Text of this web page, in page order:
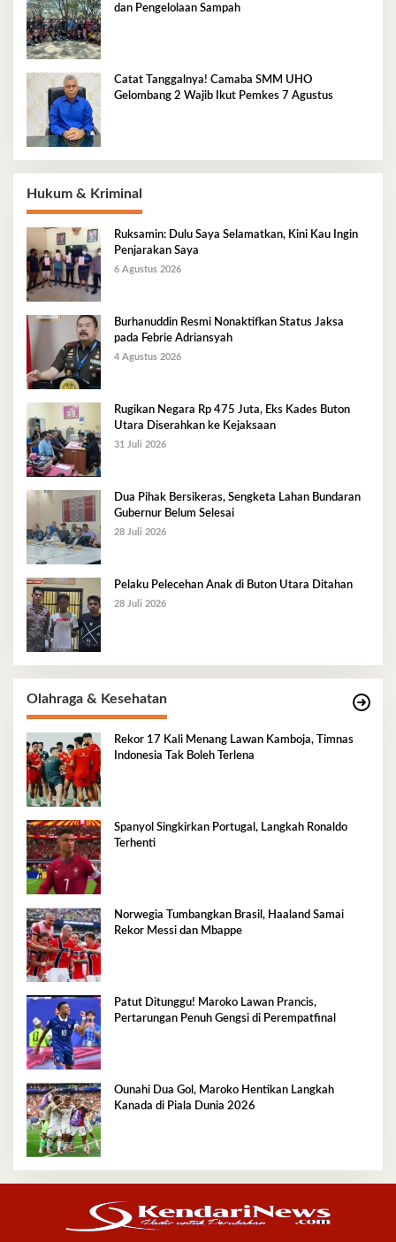
dan Pengelolaan Sampah
Catat Tanggalnya! Camaba SMM UHO
Gelombang 2 Wajib Ikut Pemkes 7 Agustus
Hukum & Kriminal
Ruksamin: Dulu Saya Selamatkan, Kini Kau Ingin
Penjarakan Saya
6 Agustus 2026
Burhanuddin Resmi Nonaktifkan Status Jaksa
pada Febrie Adriansyah
4 Agustus 2026
Rugikan Negara Rp 475 Juta, Eks Kades Buton
Utara Diserahkan ke Kejaksaan
31 Juli 2026
Dua Pihak Bersikeras, Sengketa Lahan Bundaran
Gubernur Belum Selesai
28 Juli 2026
Pelaku Pelecehan Anak di Buton Utara Ditahan
28 Juli 2026
Olahraga & Kesehatan
Rekor 17 Kali Menang Lawan Kamboja, Timnas
Indonesia Tak Boleh Terlena
Spanyol Singkirkan Portugal, Langkah Ronaldo
Terhenti
Norwegia Tumbangkan Brasil, Haaland Samai
Rekor Messi dan Mbappe
Patut Ditunggu! Maroko Lawan Prancis,
Pertarungan Penuh Gengsi di Perempatfinal
Ounahi Dua Gol, Maroko Hentikan Langkah
Kanada di Piala Dunia 2026